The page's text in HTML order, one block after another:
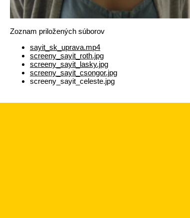
Zoznam priložených súborov
sayit_sk_uprava.mp4
screeny_sayit_roth.jpg
screeny_sayit_lasky.jpg
screeny_sayit_csongor.jpg
screeny_sayit_celeste.jpg